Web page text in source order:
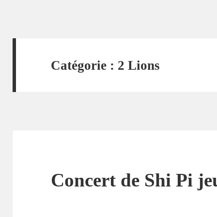
Catégorie : 2 Lions
Concert de Shi Pi